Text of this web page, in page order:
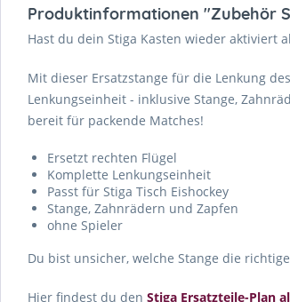
Produktinformationen "Zubehör
Hast du dein Stiga Kasten wieder aktiviert
Mit dieser Ersatzstange für die Lenkung des
Lenkungseinheit - inklusive Stange,
bereit für packende Matches!
Ersetzt rechten Flügel
Komplette Lenkungseinheit
Passt für Stiga Tisch Eishockey
Stange, Zahnrädern und Zapfen
ohne Spieler
Du bist unsicher, welche Stange die
Hier findest du den Stiga Ersatzteile-Plan